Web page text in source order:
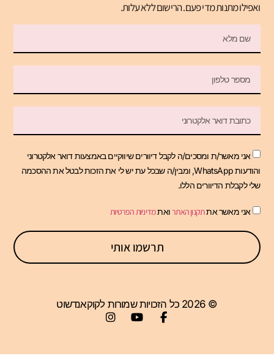
ואפילו מתנות מדי פעם. הרישום ללא עלות.
אני מאשר/ת ומסכים/ה לקבל דיוורים שיווקיים באמצעות דואר אלקטרוני
והודעות WhatsApp, ומבין/ה שבכל עת יש לי את הזכות לבטל את ההסכמה
שלי לקבלת הדיוורים הללו.
אני מאשר אתתקנון האתרואתמדיניות הפרטיות
תרשמו אותי
© 2026 כל הזכויות שמורות לקוקאנדשוט